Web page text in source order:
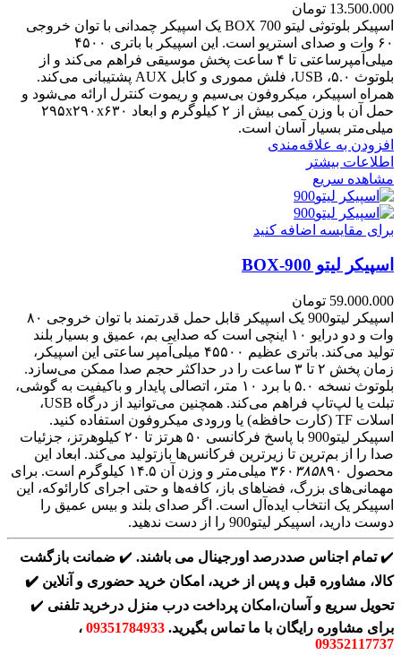
13.500.000 تومان
اسپیکر بلوتوثی لیتو 700 BOX یک اسپیکر چمدانی با توان خروجی
۶۰ وات و صدای استریو است. این اسپیکر با باتری ۴۵۰۰
میلی‌آمپرساعتی تا ۴ ساعت پخش موسیقی فراهم می‌کند و از
بلوتوث ۵.۰، USB، فلش مموری و کابل AUX پشتیبانی می‌کند.
همراه اسپیکر، میکروفون بی‌سیم و ریموت کنترل ارائه می‌شود و
حمل آن با وزن کمی بیش از ۲ کیلوگرم و ابعاد ۲۹۵x۲۹۰x۶۳۰
میلی‌متر بسیار آسان است.
افزودن به علاقه‌مندی
اطلاعات بیشتر
مشاهده سریع
برای مقایسه اضافه کنید
اسپیکر لیتو BOX-900
59.000.000 تومان
اسپیکر لیتو900 یک اسپیکر قابل حمل قدرتمند با توان خروجی ۸۰
وات و دو درایو ۱۰ اینچی است که صدایی بم، عمیق و بسیار بلند
تولید می‌کند. باتری عظیم ۴۵۵۰۰ میلی‌آمپر ساعتی این اسپیکر،
زمان پخش ۲ تا ۳ ساعت را در حداکثر حجم صدا ممکن می‌سازد.
بلوتوث نسخه ۵.۰ با برد ۱۰ متر، اتصالی پایدار و باکیفیت به گوشی،
تبلت یا لپ‌تاپ فراهم می‌کند. همچنین می‌توانید از درگاه USB،
اسلات TF (کارت حافظه) یا ورودی میکروفون استفاده کنید.
اسپیکر لیتو900 با پاسخ فرکانسی ۵۰ هرتز تا ۲۰ کیلوهرتز، جزئیات
صدا را از بم‌ترین تا زیرترین فرکانس‌ها بازتولید می‌کند. ابعاد این
محصول ۳۶۰
۳۸۵
۸۹۰ میلی‌متر و وزن آن ۱۴.۵ کیلوگرم است. برای
مهمانی‌های بزرگ، فضاهای باز، کافه‌ها و حتی اجرای کارائوکه، این
اسپیکر یک انتخاب ایده‌آل است. اگر صدای بلند و بیس عمیق را
دوست دارید، اسپیکر لیتو900 را از دست ندهید.
✔️تمام اجناس صددرصد اورجینال می باشند. ✔️ ضمانت بازگشت
کالا، مشاوره قبل و پس از خرید، امکان خرید حضوری و آنلاین ✔️
تحویل سریع و آسان،امکان پرداخت درب منزل درخرید تلفنی ✔️
برای مشاوره رایگان با ما تماس بگیرید. 09351784933 ،
09352117737